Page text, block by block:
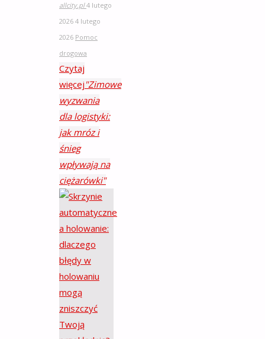
allcity.pl 4 lutego
2026 4 lutego
2026 Pomoc
drogowa
Czytaj
więcej "Zimowe
wyzwania
dla logistyki:
jak mróz i
śnieg
wpływają na
ciężarówki"